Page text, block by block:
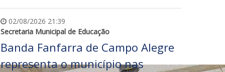
02/08/2026 21:39
Secretaria Municipal de Educação
Banda Fanfarra de Campo Alegre
representa o município nas